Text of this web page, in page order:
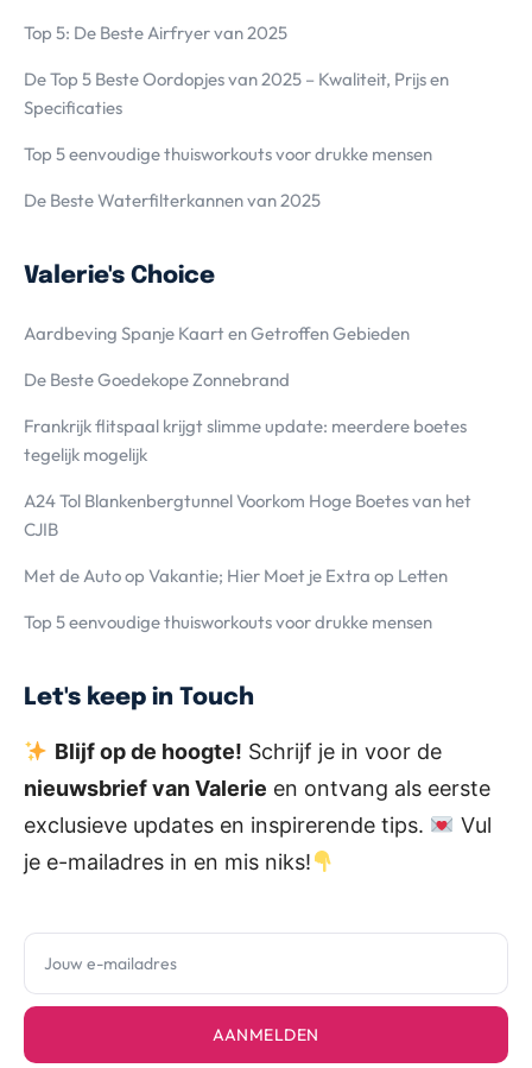
Top 5: De Beste Airfryer van 2025
De Top 5 Beste Oordopjes van 2025 – Kwaliteit, Prijs en
Specificaties
Top 5 eenvoudige thuisworkouts voor drukke mensen
De Beste Waterfilterkannen van 2025
Valerie's Choice
Aardbeving Spanje Kaart en Getroffen Gebieden
De Beste Goedekope Zonnebrand
Frankrijk flitspaal krijgt slimme update: meerdere boetes
tegelijk mogelijk
A24 Tol Blankenbergtunnel Voorkom Hoge Boetes van het
CJIB
Met de Auto op Vakantie; Hier Moet je Extra op Letten
Top 5 eenvoudige thuisworkouts voor drukke mensen
Let's keep in Touch
Blijf op de hoogte! Schrijf je in voor de
nieuwsbrief van Valerie en ontvang als eerste
exclusieve updates en inspirerende tips.
Vul
je e-mailadres in en mis niks!
AANMELDEN